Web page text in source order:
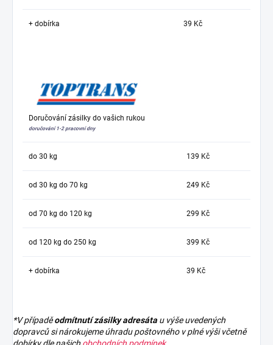
+ dobírka 39 Kč
Doručování zásilky do vašich rukou
doručování 1-2 pracovní dny
do 30 kg 139 Kč
od 30 kg do 70 kg 249 Kč
od 70 kg do 120 kg 299 Kč
od 120 kg do 250 kg 399 Kč
+ dobírka 39 Kč
*V případěodmítnutí zásilky adresáta u výše uvedených
dopravců si nárokujeme úhradu poštovného v plné výši včetně
dobírky dle našich obchodních podmínek.